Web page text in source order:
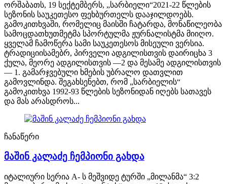
ორშაბათს, 19 სექტემბერს, „სარბიელი“2021-22 წლების
სეზონის საუკეთესო ფეხბურთელს დააჯილდოებს.
გამოკითხვაში, რომელიც მაისში ჩატარდა, მონაწილეობა
სამოცდათხუთმეტმა სპორტულმა ჟურნალისტმა მიიღო.
ყველამ ჩამოწერა სამი საუკეთესოს მისეული ვერსია.
ტრადიციისამებრ, პირველი ადგილისთვის დაირიცხა 3
ქულა, მეორე ადგილისთვის —2 და მესამე ადგილისთვის
— 1. გამარჯვებული ხმების უბრალო დათვლით
გამოვლინდა. შეგახსენებთ, რომ „სარბიელის“
გამოკითხვა 1992-93 წლების სეზონიდან იღებს სათავეს
და მას არასდროს...
ჩანაწერი
მაშინ კალაძე ჩემპიონი გახდა
იტალიური სერია A- ს მეშვიდე ტურში „მილანმა“ 3:2